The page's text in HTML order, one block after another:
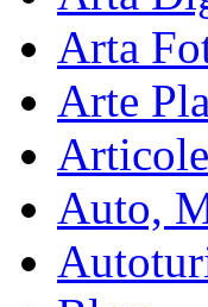
Arta
Arte
Auto,